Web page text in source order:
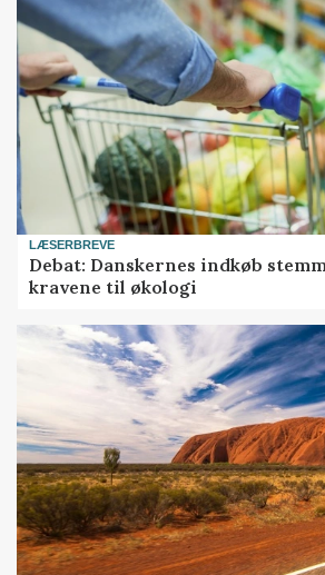
LÆSERBREVE
Debat: Danskernes indkøb
kravene til økologi